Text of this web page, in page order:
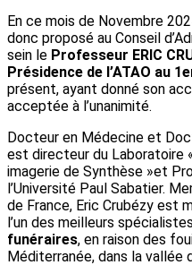
En ce mois de Novembre
donc proposé au Conseil
sein le Professeur ERIC
Présidence de l’ATAO au
présent, ayant donné son
acceptée à l’unanimité.
Docteur en Médecine et
est directeur du Laboratoire
imagerie de Synthèse »et
l’Université Paul Sabatier.
de France, Eric Crubézy est
l’un des meilleurs
funéraires, en raison des
Méditerranée, dans la vallée